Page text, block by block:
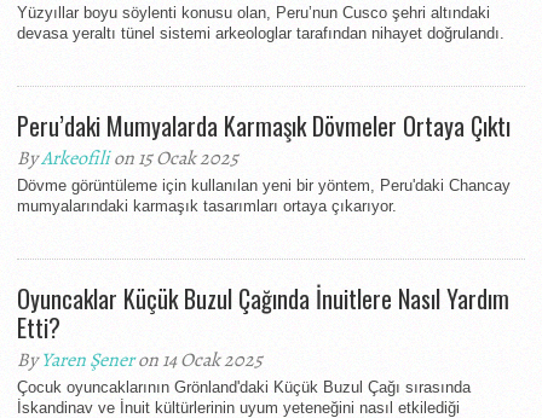
Yüzyıllar boyu söylenti konusu olan, Peru’nun Cusco şehri altındaki
devasa yeraltı tünel sistemi arkeologlar tarafından nihayet doğrulandı.
Peru’daki Mumyalarda Karmaşık Dövmeler Ortaya Çıktı
ByArkeofilion 15 Ocak 2025
Dövme görüntüleme için kullanılan yeni bir yöntem, Peru'daki Chancay
mumyalarındaki karmaşık tasarımları ortaya çıkarıyor.
Oyuncaklar Küçük Buzul Çağında İnuitlere Nasıl Yardım
Etti?
ByYaren Şeneron 14 Ocak 2025
Çocuk oyuncaklarının Grönland'daki Küçük Buzul Çağı sırasında
İskandinav ve İnuit kültürlerinin uyum yeteneğini nasıl etkilediği